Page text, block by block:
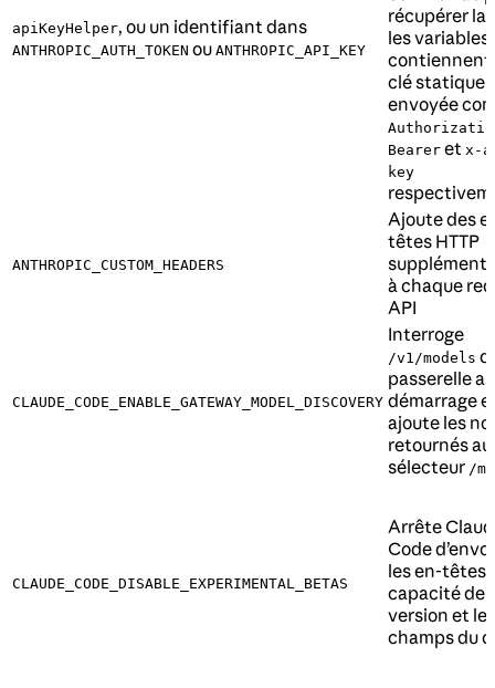
apiKeyHelper, ou un identifiant dans
ANTHROPIC_AUTH_TOKEN ou ANTHROPIC_API_KEY
récupérer la
les variables
contiennent
clé statique,
envoyée
Bearer et x-
key
ANTHROPIC_CUSTOM_HEADERS
Ajoute des
têtes HTTP
à chaque
API
CLAUDE_CODE_ENABLE_GATEWAY_MODEL_DISCOVERY
Interroge
/v1/models
passerelle au
démarrage
ajoute les
retournés au
sélecteur /
CLAUDE_CODE_DISABLE_EXPERIMENTAL_BETAS
Arrête
Code
les en-têtes
capacité de
version et les
champs du